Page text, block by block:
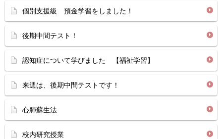
個別支援級 預金学習をしました！
後期中間テスト！
認知症について学びました 【福祉学習】
来週は、後期中間テストです！
心肺蘇生法
校内研究授業